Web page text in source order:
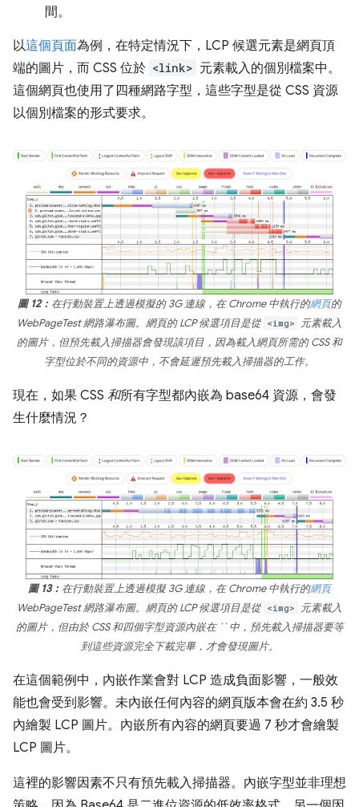
間。
以這個頁面為例，在特定情況下，LCP 候選元素是網頁頂
端的圖片，而 CSS 位於 <link> 元素載入的個別檔案中。
這個網頁也使用了四種網路字型，這些字型是從 CSS 資源
以個別檔案的形式要求。
圖 12： 在行動裝置上透過模擬的 3G 連線，在 Chrome 中執行的網頁的
WebPageTest 網路瀑布圖。網頁的 LCP 候選項目是從 <img>
元素載入
的圖片，但預先載入掃描器會發現該項目，因為載入網頁所需的 CSS 和
字型位於不同的資源中，不會延遲預先載入掃描器的工作。
現在，如果 CSS 和所有字型都內嵌為 base64 資源，會發
生什麼情況？
圖 13： 在行動裝置上透過模擬 3G 連線，在 Chrome 中執行的網頁
WebPageTest 網路瀑布圖。網頁的 LCP 候選項目是從 <img>
元素載入
的圖片，但由於 CSS 和四個字型資源內嵌在 `` 中，預先載入掃描器要等
到這些資源完全下載完畢，才會發現圖片。
在這個範例中，內嵌作業會對 LCP 造成負面影響，一般效
能也會受到影響。未內嵌任何內容的網頁版本會在約 3.5 秒
內繪製 LCP 圖片。內嵌所有內容的網頁要過 7 秒才會繪製
LCP 圖片。
這裡的影響因素不只有預先載入掃描器。內嵌字型並非理想